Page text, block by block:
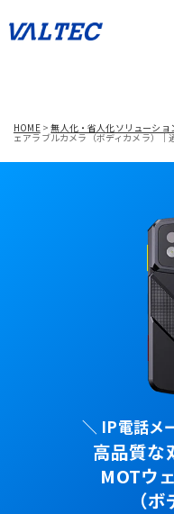
HOME>無人化・省人化ソリューショ
ェアラブルカメラ（ボディカメラ）
＼ IP電話メ
高品質な
MOTウ
（